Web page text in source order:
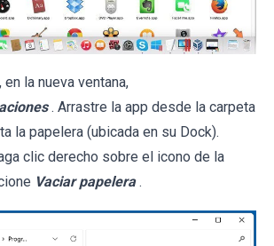
, en la nueva ventana,
. Arrastre la app desde la carpeta
la papelera (ubicada en su Dock).
clic derecho sobre el icono de la
Vaciar papelera .